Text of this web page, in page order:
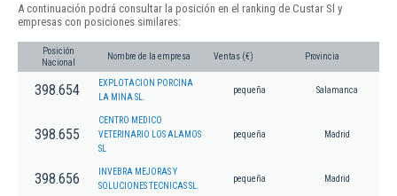
A continuación podrá consultar la posición en el ranking de Custar Sl y
empresas con posiciones similares:
Posición
Nacional
Nombre de la empresa Ventas (€) Provincia
398.654
EXPLOTACION PORCINA
LA MINA SL.
pequeña Salamanca
398.655
CENTRO MEDICO
VETERINARIO LOS ALAMOS
SL
pequeña Madrid
398.656
INVEBRA MEJORAS Y
SOLUCIONES TECNICAS SL.
pequeña Madrid